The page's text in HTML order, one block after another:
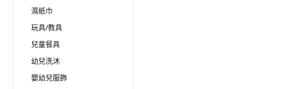
濕紙巾
玩具/教具
兒童餐具
幼兒洗沐
嬰幼兒服飾